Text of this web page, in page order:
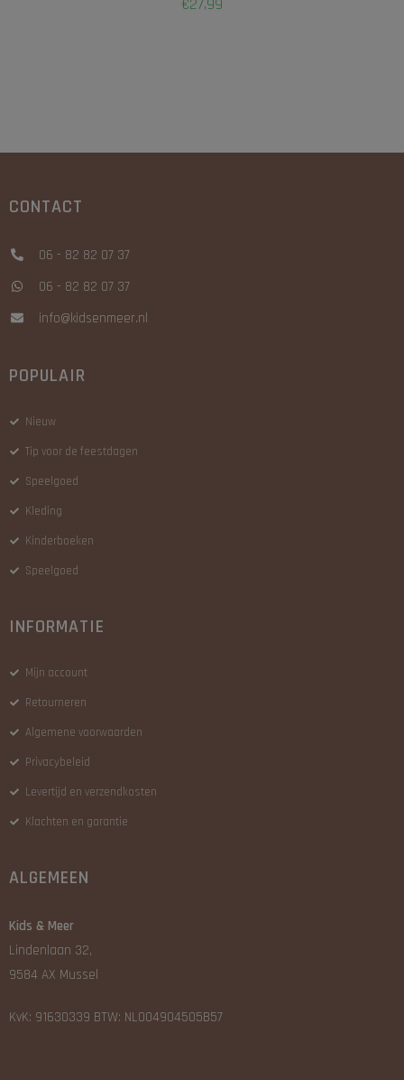
€27,99
CONTACT
06 - 82 82 07 37
06 - 82 82 07 37
info@kidsenmeer.nl
POPULAIR
Nieuw
Tip voor de feestdagen
Speelgoed
Kleding
Kinderboeken
Speelgoed
INFORMATIE
Mijn account
Retourneren
Algemene voorwaarden
Privacybeleid
Levertijd en verzendkosten
Klachten en garantie
ALGEMEEN
Kids & Meer
Lindenlaan 32,
9584 AX Mussel
KvK: 91630339 BTW: NL004904505B57